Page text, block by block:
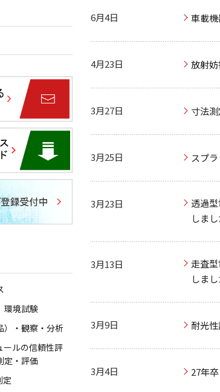
6月4日 車載機
4月23日 放射
3月27日 寸法測
3月25日 スプ
3月23日
透過
しまし
3月13日
走査
しまし
3月9日 耐光性
3月4日 27年
環境試験
）・観察・分析
ールの信頼性評
定・評価
定